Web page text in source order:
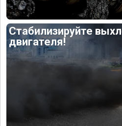
Стабилизируйте
двигателя!